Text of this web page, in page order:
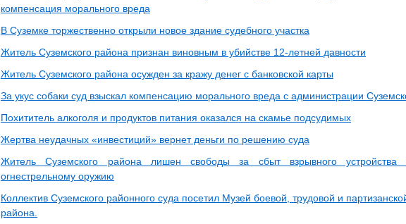
компенсация морального вреда
В Суземке торжественно открыли новое здание судебного участка
Житель Суземского района признан виновным в убийстве 12-летней давности
Житель Суземского района осужден за кражу денег с банковской карты
За укус собаки суд взыскал компенсацию морального вреда с администрации
Похититель алкоголя и продуктов питания оказался на скамье подсудимых
Жертва неудачных «инвестиций» вернет деньги по решению суда
Житель Суземского района лишен свободы за сбыт взрывного
огнестрельному оружию
Коллектив Суземского районного суда посетил Музей боевой, трудовой и
района.